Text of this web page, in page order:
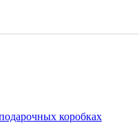
коробках